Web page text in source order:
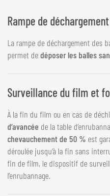
Rampe de
La rampe de déchargement des
permet dedéposer les balles
Surveillance du film et
À la fin du film ou en cas de
d’avancée de la table
chevauchement de 50 % est
déroulée jusqu’à la fin sans
fin de film, le dispositif de
l’enrubannage.